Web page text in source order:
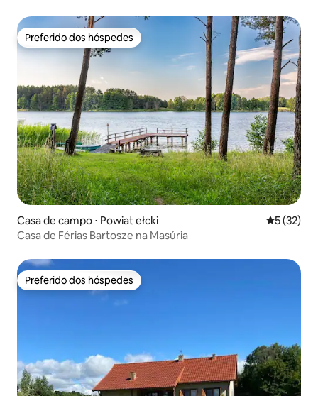
Preferido dos hóspedes
Preferido dos hóspedes
Casa de campo ⋅ Powiat ełcki 5 de uma
5 (32)
Casa de Férias Bartosze na Masúria
Preferido dos hóspedes
Preferido dos hóspedes